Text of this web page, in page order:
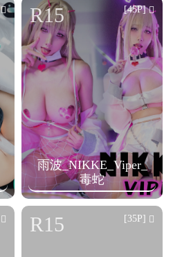
雨波_NIKKE_Viper_
毒蛇
R15 [45P]
R15 [35P]